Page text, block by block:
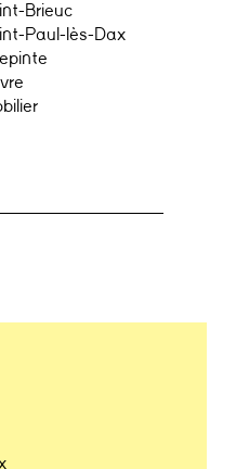
Brieuc
Paul-lès-Dax